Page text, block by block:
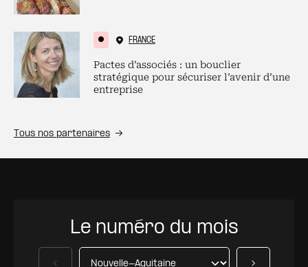
FRANCE
Pactes d’associés : un bouclier
stratégique pour sécuriser l’avenir d’une
entreprise
Tous nos partenaires
Le numéro du mois